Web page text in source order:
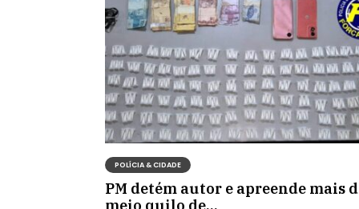
POLÍCIA & CIDADE
PM detém autor e apreende mais